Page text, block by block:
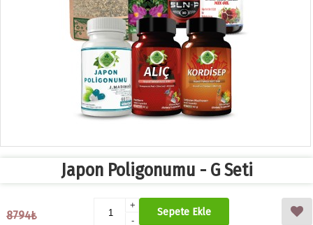
Japon Poligonumu - G Seti
8794₺
+
-
Sepete Ekle